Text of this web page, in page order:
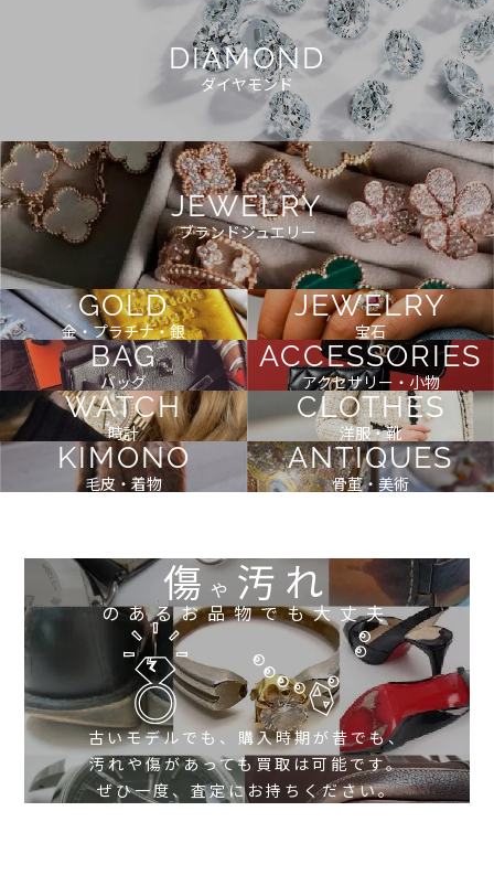
DIAMOND
ダイヤモンド
JEWELRY
ブランドジュエリー
GOLD
金・プラチナ・銀
JEWELRY
宝石
BAG
バッグ
ACCESSORIES
アクセサリー・小物
WATCH
時計
CLOTHES
洋服・靴
KIMONO
毛皮・着物
ANTIQUES
骨董・美術
傷や 汚れ
のあるお品物でも大丈夫
古いモデルでも、購入時期が昔でも、
汚れや傷があっても買取は可能です。
ぜひ一度、査定にお持ちください。